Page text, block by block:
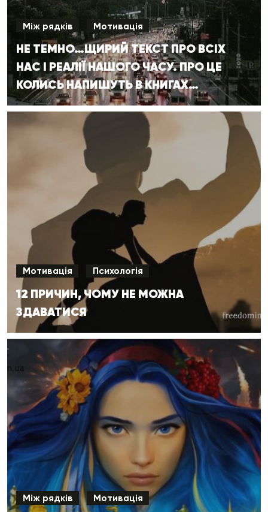
Між рядків Мотивація
НЕ ТЕМНО…ЩИРИЙ ТЕКСТ ПРО ВСІХ
НАС І РЕАЛІЇ НАШОГО ЧАСУ. ПРО ЦЕ
КОЛИСЬ НАПИШУТЬ В КНИГАХ…
Мотивація Психологія
12 ПРИЧИН, ЧОМУ НЕ МОЖНА
ЗДАВАТИСЯ
Між рядків Мотивація